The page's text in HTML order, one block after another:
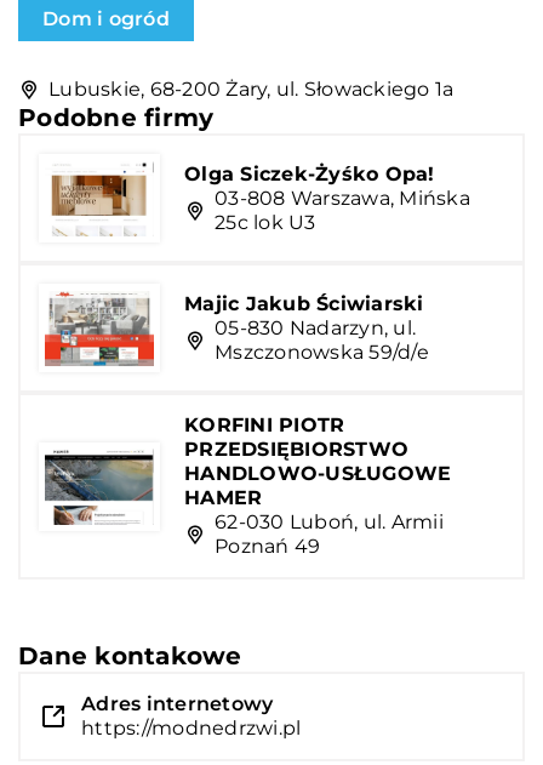
Dom i ogród
Lubuskie, 68-200 Żary, ul. Słowackiego 1a
Podobne firmy
Olga Siczek-Żyśko Opa!
03-808 Warszawa, Mińska
25c lok U3
Majic Jakub Ściwiarski
05-830 Nadarzyn, ul.
Mszczonowska 59/d/e
KORFINI PIOTR
PRZEDSIĘBIORSTWO
HANDLOWO-USŁUGOWE
HAMER
62-030 Luboń, ul. Armii
Poznań 49
Dane kontakowe
Adres internetowy
https://modnedrzwi.pl